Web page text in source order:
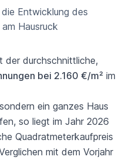
Entwicklung des
Hausruck
der durchschnittliche,
bei 2.160 €/m² im
ein ganzes Haus
so liegt im Jahr 2026
Quadratmeterkaufpreis
mit dem Vorjahr